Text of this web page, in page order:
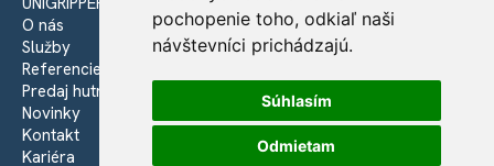
pochopenie toho, odkiaľ naši
návštevníci prichádzajú.
Súhlasím
Odmietam
O nás
Služby
Referencie
Predaj hutného materiálu
Novinky
Kontakt
Kariéra